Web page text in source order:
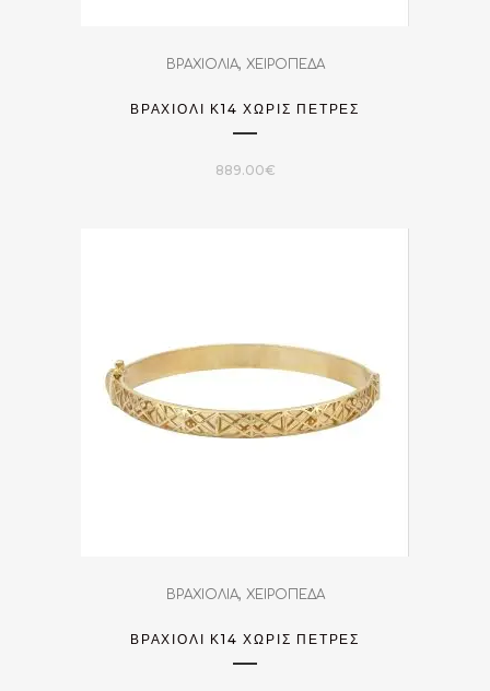
ΒΡΑΧΙΟΛΙΑ, ΧΕΙΡΟΠΕΔΑ
ΒΡΑΧΙΌΛΙ Κ14 ΧΩΡΊΣ ΠΈΤΡΕΣ
889.00€
ΒΡΑΧΙΟΛΙΑ, ΧΕΙΡΟΠΕΔΑ
ΒΡΑΧΙΌΛΙ Κ14 ΧΩΡΊΣ ΠΈΤΡΕΣ